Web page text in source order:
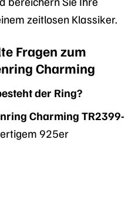
zeitlosen Klassiker.
Fragen zum
Charming
der Ring?
Charming TR2399-
925er